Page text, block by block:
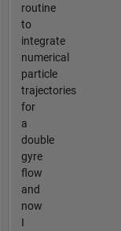
routine
to
integrate
numerical
particle
trajectories
for
a
double
gyre
flow
and
now
I